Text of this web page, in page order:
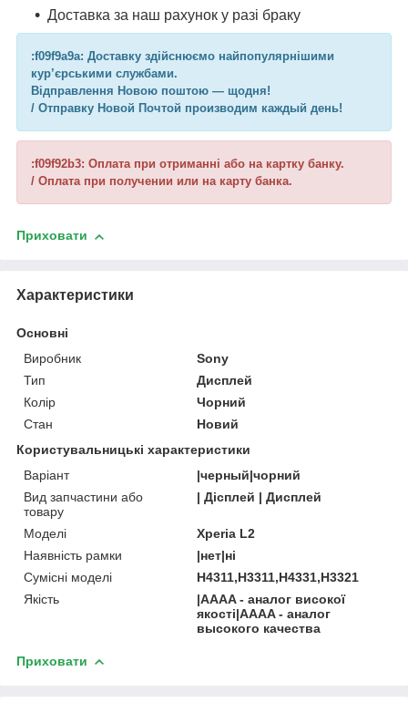
Доставка за наш рахунок у разі браку
:f09f9a9a: Доставку здійснюємо найпопулярнішими
кур’єрськими службами.
Відправлення Новою поштою — щодня!
/ Отправку Новой Почтой производим каждый день!
:f09f92b3: Оплата при отриманні або на картку банку.
/ Оплата при получении или на карту банка.
Приховати
Характеристики
Основні
Виробник
Sony
Тип
Дисплей
Колір
Чорний
Стан
Новий
Користувальницькі характеристики
Варіант
|черный|чорний
Вид запчастини або
товару
| Дісплей | Дисплей
Моделі
Xperia L2
Наявність рамки
|нет|ні
Сумісні моделі
H4311,H3311,H4331,H3321
Якість
|AAAA - аналог високої
якості|AAAA - аналог
высокого качества
Приховати